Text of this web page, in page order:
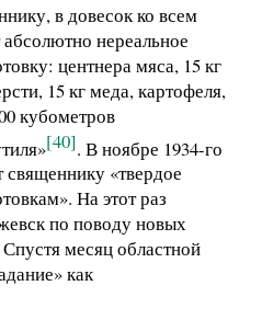
в довесок ко всем
нереальное
центнера мяса, 15 кг
15 кг меда, картофеля,
кубометров
[40]. В ноябре 1934-го
священнику «твердое
На этот раз
по поводу новых
месяц областной
как